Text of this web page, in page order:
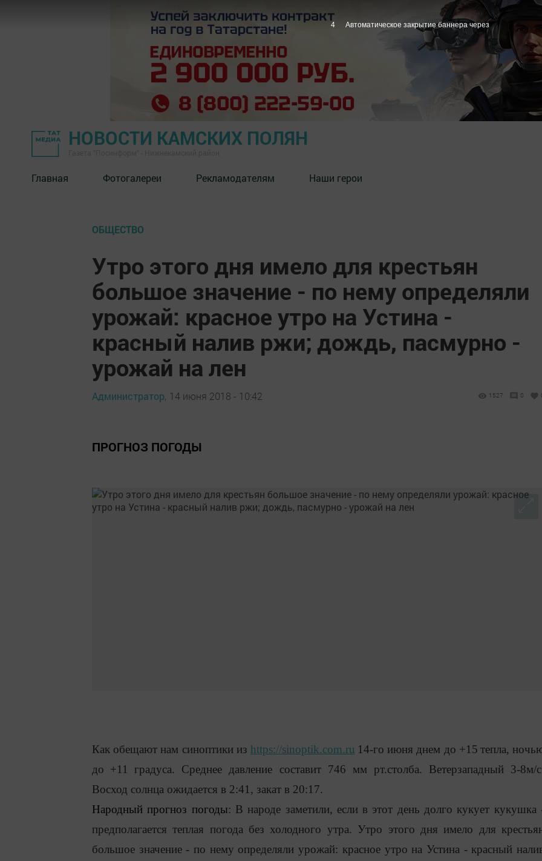
НОВОСТИ КАМСКИХ ПОЛЯН
Главная Фотогалереи Рекламодателям Наши герои
ОБЩЕСТВО
Утро этого дня имело для крестьян
большое значение - по нему определяли
урожай: красное утро на Устина -
красный налив ржи; дождь, пасмурно -
урожай на лен
Администратор, 14 июня 2018 - 10:42 1527 0
ПРОГНОЗ ПОГОДЫ
Как обещают нам синоптики из https://sinoptik.com.ru 14-го июня днем до +15 тепла,
до +11 градуса. Среднее давление составит 746 мм рт.столба. Ветерзападный 3-8м/
Восход солнца ожидается в 2:41 , закат в 20:17.
Народный прогноз погоды: В народе заметили, если в этот день долго кукует кукушка
предполагается теплая погода без холодного утра. Утро этого дня имело для
большое значение - по нему определяли урожай: красное утро на Устина - красный
3 Автоматическое закрытие баннера через